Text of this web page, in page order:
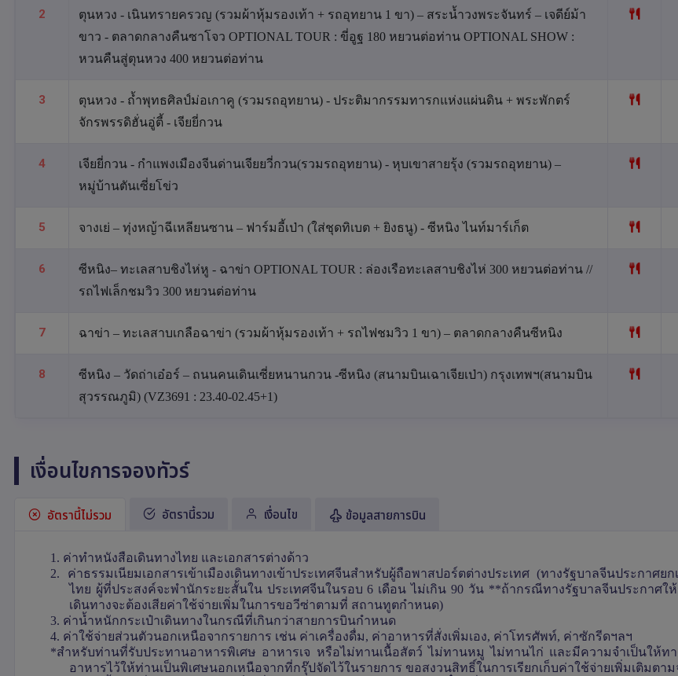
2
ตุนหวง - เนินทรายครวญ (รวมผ้าหุ้มรองเท้า + รถอุทยาน 1 ขา) – สระน้ำวงพระจันทร์ – เจดีย์ม้า
ขาว - ตลาดกลางคืนซาโจว OPTIONAL TOUR : ขี่อูฐ 180 หยวนต่อท่าน OPTIONAL SHOW :
หวนคืนสู่ตุนหวง 400 หยวนต่อท่าน
3
ตุนหวง - ถ้ำพุทธศิลป์ม่อเกาคู (รวมรถอุทยาน) - ประติมากรรมทารกแห่งแผ่นดิน + พระพักตร์
จักรพรรดิฮั่นอู่ตี้ - เจียยี่กวน
4
เจียยี่กวน - กำแพงเมืองจีนด่านเจียยวี่กวน(รวมรถอุทยาน) - หุบเขาสายรุ้ง (รวมรถอุทยาน) –
หมู่บ้านตันเซี่ยโข่ว
5 จางเย่ – ทุ่งหญ้าฉีเหลียนซาน – ฟาร์มอี้เป่า (ใส่ชุดทิเบต + ยิงธนู) - ซีหนิง ไนท์มาร์เก็ต
6
ซีหนิง– ทะเลสาบชิงไห่หู - ฉาข่า OPTIONAL TOUR : ล่องเรือทะเลสาบชิงไห่ 300 หยวนต่อท่าน //
รถไฟเล็กชมวิว 300 หยวนต่อท่าน
7 ฉาข่า – ทะเลสาบเกลือฉาข่า (รวมผ้าหุ้มรองเท้า + รถไฟชมวิว 1 ขา) – ตลาดกลางคืนซีหนิง
8
ซีหนิง – วัดถ่าเอ๋อร์ – ถนนคนเดินเซี่ยหนานกวน -ซีหนิง (สนามบินเฉาเจียเป่า) กรุงเทพฯ(สนามบิน
สุวรรณภูมิ) (VZ3691 : 23.40-02.45+1)
เงื่อนไขการจองทัวร์
อัตรานี้ไม่รวม อัตรานี้รวม เงื่อนไข ข้อมูลสายการบิน
1. ค่าทำหนังสือเดินทางไทย และเอกสารต่างด้าว
2. ค่าธรรมเนียมเอกสารเข้าเมืองเดินทางเข้าประเทศจีนสำหรับผู้ถือพาสปอร์ตต่างประเทศ (ทางรัฐบาลจีนประกาศย
ไทย ผู้ที่ประสงค์จะพำนักระยะสั้นใน ประเทศจีนในรอบ 6 เดือน ไม่เกิน 90 วัน **ถ้ากรณีทางรัฐบาลจีนประกาศใ
เดินทางจะต้องเสียค่าใช้จ่ายเพิ่มในการขอวีซ่าตามที่ สถานทูตกำหนด)
3. ค่าน้ำหนักกระเป๋าเดินทางในกรณีที่เกินกว่าสายการบินกำหนด
4. ค่าใช้จ่ายส่วนตัวนอกเหนือจากรายการ เช่น ค่าเครื่องดื่ม, ค่าอาหารที่สั่งเพิ่มเอง, ค่าโทรศัพท์, ค่าซักรีดฯลฯ
*สำหรับท่านที่รับประทานอาหารพิเศษ อาหารเจ หรือไม่ทานเนื้อสัตว์ ไม่ทานหมู ไม่ทานไก่ และมีความจำเป็นให้ทา
อาหารไว้ให้ท่านเป็นพิเศษนอกเหนือจากที่กรุ๊ปจัดไว้ในรายการ ขอสงวนสิทธิ์ในการเรียกเก็บค่าใช้จ่ายเพิ่มเติมตา